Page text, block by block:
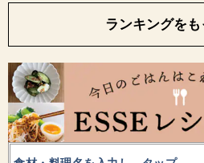
ランキングを